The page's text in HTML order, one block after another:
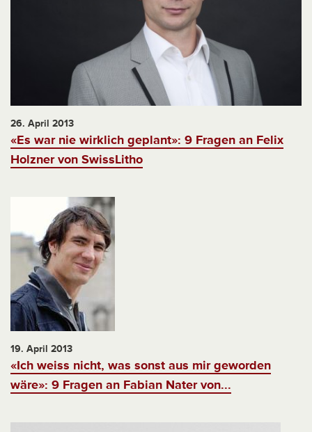
26. April 2013
«Es war nie wirklich geplant»: 9 Fragen an Felix
Holzner von SwissLitho
19. April 2013
«Ich weiss nicht, was sonst aus mir geworden
wäre»: 9 Fragen an Fabian Nater von...